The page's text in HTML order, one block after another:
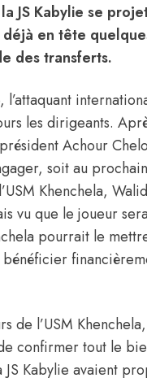
JS Kabylie se
en tête
des transferts.
les dirigeants.
Achour
soit au
Khenchela,
vu que le joueur
pourrait le
de l’USM
confirmer tout le
Kabylie avaient